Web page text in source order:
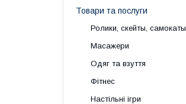
Товари та послуги
Ролики, скейты, самокаты
Масажери
Одяг та взуття
Фітнес
Настільні ігри